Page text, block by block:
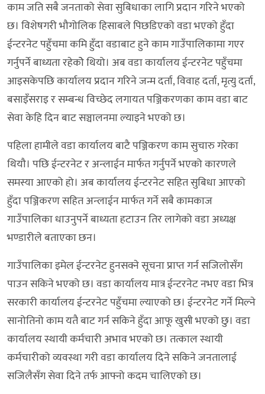
काम जति सबै जनताको सेवा सुबिधाका लागि प्रदान गरिने भएको
छ। विशेषगरी भौगोलिक हिसाबले पिछडिएको वडा भएको हुँदा
ईन्टरनेट पहुँचमा कमि हुँदा वडाबाट हुने काम गाउँपालिकामा गएर
गर्नुपर्ने बाध्यता रहेकोे थियो। अब वडा कार्यालय ईन्टरनेट पहुँचमा
आइसकेपछि कार्यालय प्रदान गरिने जन्म दर्ता, विवाह दर्ता, मृत्यु दर्ता,
बसाइँसराइ र सम्बन्ध विच्छेद लगायत पञ्जिकरणका काम वडा बाट
सेवा केहि दिन बाट सञ्चालनमा ल्याइने भएको छ।
पहिला हामीले वडा कार्यालय बाटै पञ्जिकरण काम सुचारु गरेका
थियौ। पछि ईन्टरनेट र अन्लाईन मार्फत गर्नुपर्ने भएको कारणले
समस्या आएको हो। अब कार्यालय ईन्टरनेट सहित सुबिधा आएको
हुँदा पञ्जिकरण सहित अन्लाईन मार्फत गर्ने सबै कामकाज
गाउँपालिका धाउनुपर्ने बाध्यता हटाउन तिर लागेको वडा अध्यक्ष
भण्डारीले बताएका छन।
गाउँपालिका इमेल ईन्टरनेट हुनसक्ने सूचना प्राप्त गर्न सजिलोसँग
पाउन सकिने भएको छ। वडा कार्यालय मात्र ईन्टरनेट नभए वडा भित्र
सरकारी कार्यालय ईन्टरनेट पहुँचमा ल्याएको छ। ईन्टरनेट गर्ने मिल्ने
सानोतिनो काम यतै बाट गर्न सकिने हुँदा आफू खुसी भएको छु। वडा
कार्यालय स्थायी कर्मचारी अभाव भएको छ। तत्काल स्थायी
कर्मचारीको व्यवस्था गरी वडा कार्यालय दिने सकिने जनतालाई
सजिलैसँग सेवा दिने तर्फ आफ्नो कदम चालिएको छ।